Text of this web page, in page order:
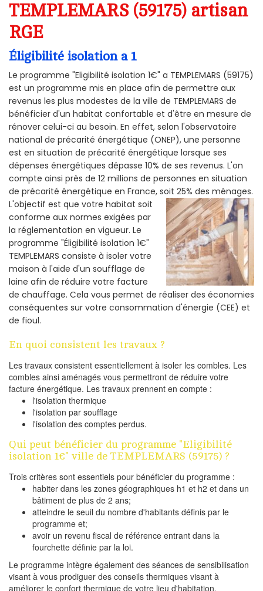
TEMPLEMARS (59175) artisan
RGE
Éligibilité isolation a 1
Le programme "Eligibilité isolation 1€" a TEMPLEMARS (59175)
est un programme mis en place afin de permettre aux
revenus les plus modestes de la ville de TEMPLEMARS de
bénéficier d'un habitat confortable et d'être en mesure de
rénover celui-ci au besoin. En effet, selon l'observatoire
national de précarité énergétique (ONEP), une personne
est en situation de précarité énergétique lorsque ses
dépenses énergétiques dépasse 10% de ses revenus. L'on
compte ainsi près de 12 millions de personnes en situation
de précarité énergétique en France, soit 25% des ménages.
L'objectif est que votre habitat soit
conforme aux normes exigées par
la réglementation en vigueur. Le
programme "Éligibilité isolation 1€"
TEMPLEMARS consiste à isoler votre
maison à l'aide d'un soufflage de
laine afin de réduire votre facture
de chauffage. Cela vous permet de réaliser des économies
conséquentes sur votre consommation d'énergie (CEE) et
de fioul.
En quoi consistent les travaux ?
Les travaux consistent essentiellement à isoler les combles. Les
combles ainsi aménagés vous permettront de réduire votre
facture énergétique. Les travaux prennent en compte :
l'isolation thermique
l'isolation par soufflage
l'isolation des comptes perdus.
Qui peut bénéficier du programme "Eligibilité
isolation 1€" ville de TEMPLEMARS (59175) ?
Trois critères sont essentiels pour bénéficier du programme :
habiter dans les zones géographiques h1 et h2 et dans un
bâtiment de plus de 2 ans;
atteindre le seuil du nombre d'habitants définis par le
programme et;
avoir un revenu fiscal de référence entrant dans la
fourchette définie par la loi.
Le programme intègre également des séances de sensibilisation
visant à vous prodiguer des conseils thermiques visant à
améliorer le confort thermique de votre lieu d'habitation.